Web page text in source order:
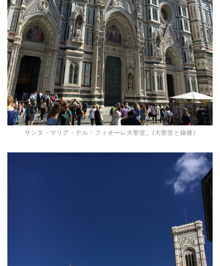
サンタ・マリア・デル・フィオーレ大聖堂。(大聖堂と鐘楼)